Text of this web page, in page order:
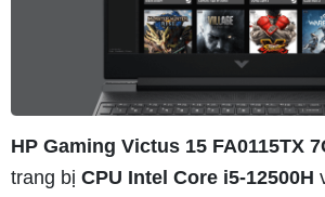
HP Gaming Victus 15 FA0115TX
trang bị CPU Intel Core i5-12500H